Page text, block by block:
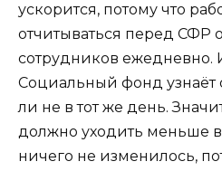
ускорится, потому что
отчитываться перед СФР
сотрудников
Социальный фонд узнаёт
ли не в тот же день.
должно уходить меньше
ничего не изменилось,